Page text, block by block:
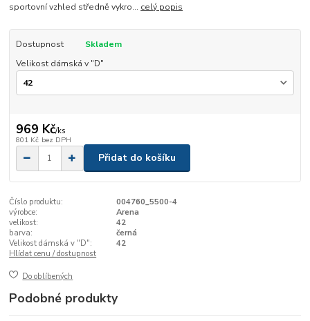
sportovní vzhled středně vykro... celý popis
Dostupnost
Skladem
Velikost dámská v "D"
969 Kč/ks
801 Kč bez DPH
Přidat do košíku
Číslo produktu:
004760_5500-4
výrobce:
Arena
velikost:
42
barva:
černá
Velikost dámská v "D":
42
Hlídat cenu / dostupnost
Do oblíbených
Podobné produkty